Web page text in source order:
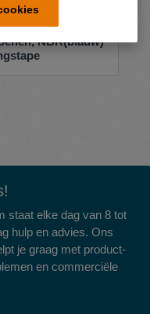
NBR(blauw)
staat elke dag van 8 tot
hulp en advies. Ons
je graag met product-
en commerciële